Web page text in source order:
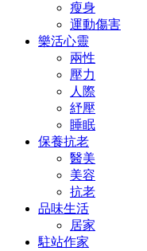
瘦身
運動傷害
樂活心靈
兩性
壓力
人際
紓壓
睡眠
保養抗老
醫美
美容
抗老
品味生活
居家
駐站作家